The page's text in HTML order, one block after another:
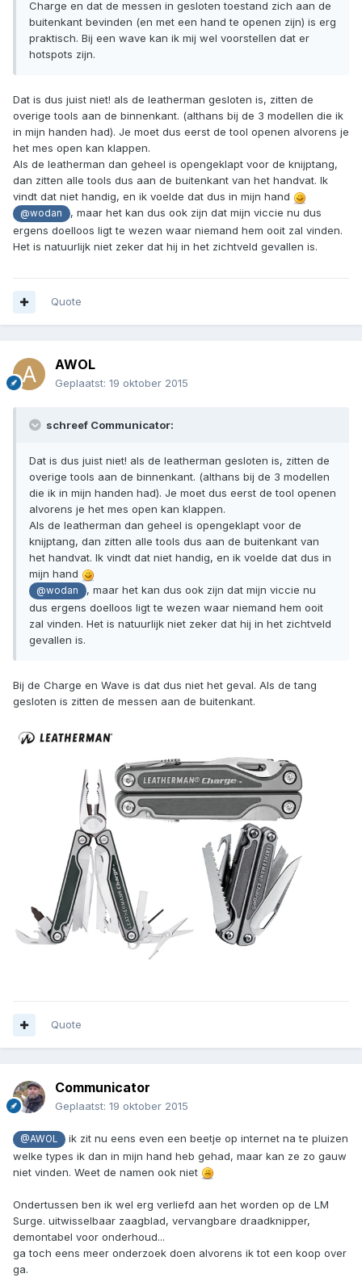
Charge en dat de messen in gesloten toestand zich aan de
buitenkant bevinden (en met een hand te openen zijn) is erg
praktisch. Bij een wave kan ik mij wel voorstellen dat er
hotspots zijn.
Dat is dus juist niet! als de leatherman gesloten is, zitten de
overige tools aan de binnenkant. (althans bij de 3 modellen die ik
in mijn handen had). Je moet dus eerst de tool openen alvorens je
het mes open kan klappen.
Als de leatherman dan geheel is opengeklapt voor de knijptang,
dan zitten alle tools dus aan de buitenkant van het handvat. Ik
vindt dat niet handig, en ik voelde dat dus in mijn hand
@wodan
, maar het kan dus ook zijn dat mijn viccie nu dus
ergens doelloos ligt te wezen waar niemand hem ooit zal vinden.
Het is natuurlijk niet zeker dat hij in het zichtveld gevallen is.
Quote
AWOL
Geplaatst: 19 oktober 2015
schreef Communicator:
Dat is dus juist niet! als de leatherman gesloten is, zitten de
overige tools aan de binnenkant. (althans bij de 3 modellen
die ik in mijn handen had). Je moet dus eerst de tool openen
alvorens je het mes open kan klappen.
Als de leatherman dan geheel is opengeklapt voor de
knijptang, dan zitten alle tools dus aan de buitenkant van
het handvat. Ik vindt dat niet handig, en ik voelde dat dus in
mijn hand
@wodan
, maar het kan dus ook zijn dat mijn viccie nu
dus ergens doelloos ligt te wezen waar niemand hem ooit
zal vinden. Het is natuurlijk niet zeker dat hij in het zichtveld
gevallen is.
Bij de Charge en Wave is dat dus niet het geval. Als de tang
gesloten is zitten de messen aan de buitenkant.
Quote
Communicator
Geplaatst: 19 oktober 2015
@AWOL
ik zit nu eens even een beetje op internet na te pluizen
welke types ik dan in mijn hand heb gehad, maar kan ze zo gauw
niet vinden. Weet de namen ook niet
Ondertussen ben ik wel erg verliefd aan het worden op de LM
Surge. uitwisselbaar zaagblad, vervangbare draadknipper,
demontabel voor onderhoud...
ga toch eens meer onderzoek doen alvorens ik tot een koop over
ga.